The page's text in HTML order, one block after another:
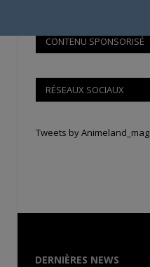
CONTENU SPONSORISÉ
RÉSEAUX SOCIAUX
Tweets by Animeland_mag
DERNIÈRES NEWS